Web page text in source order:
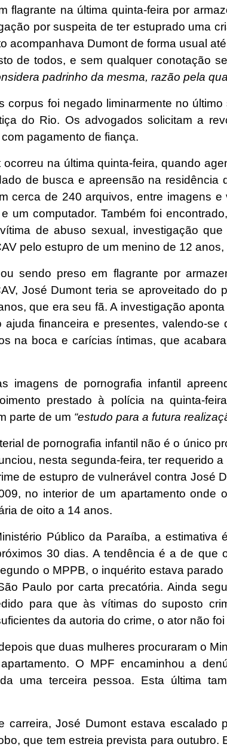
flagrante na última quinta-feira por
por suspeita de ter estuprado uma
acompanhava Dumont de forma usual
de todos, e sem qualquer conotação
padrinho da mesma, razão pela
corpus foi negado liminarmente no
do Rio. Os advogados solicitam a
pagamento de fiança.
na última quinta-feira, quando
de busca e apreensão na
cerca de 240 arquivos, entre imagens
um computador. Também foi
de abuso sexual, investigação
pelo estupro de um menino de 12
sendo preso em flagrante por
José Dumont teria se aproveitado
que era seu fã. A investigação
ajuda financeira e presentes, valendo-
na boca e carícias íntimas, que
imagens de pornografia infantil
prestado à polícia na quinta-
parte de um “estudo para a futura
de pornografia infantil não é o único
nesta segunda-feira, ter requerido
de estupro de vulnerável contra José
no interior de um apartamento
de oito a 14 anos.
Público da Paraíba, a
30 dias. A tendência é a de que
o MPPB, o inquérito estava
Paulo por carta precatória. Ainda
para que às vítimas do suposto
da autoria do crime, o ator não
que duas mulheres procuraram o
O MPF encaminhou a
uma terceira pessoa. Esta última
carreira, José Dumont estava escalado
que tem estreia prevista para